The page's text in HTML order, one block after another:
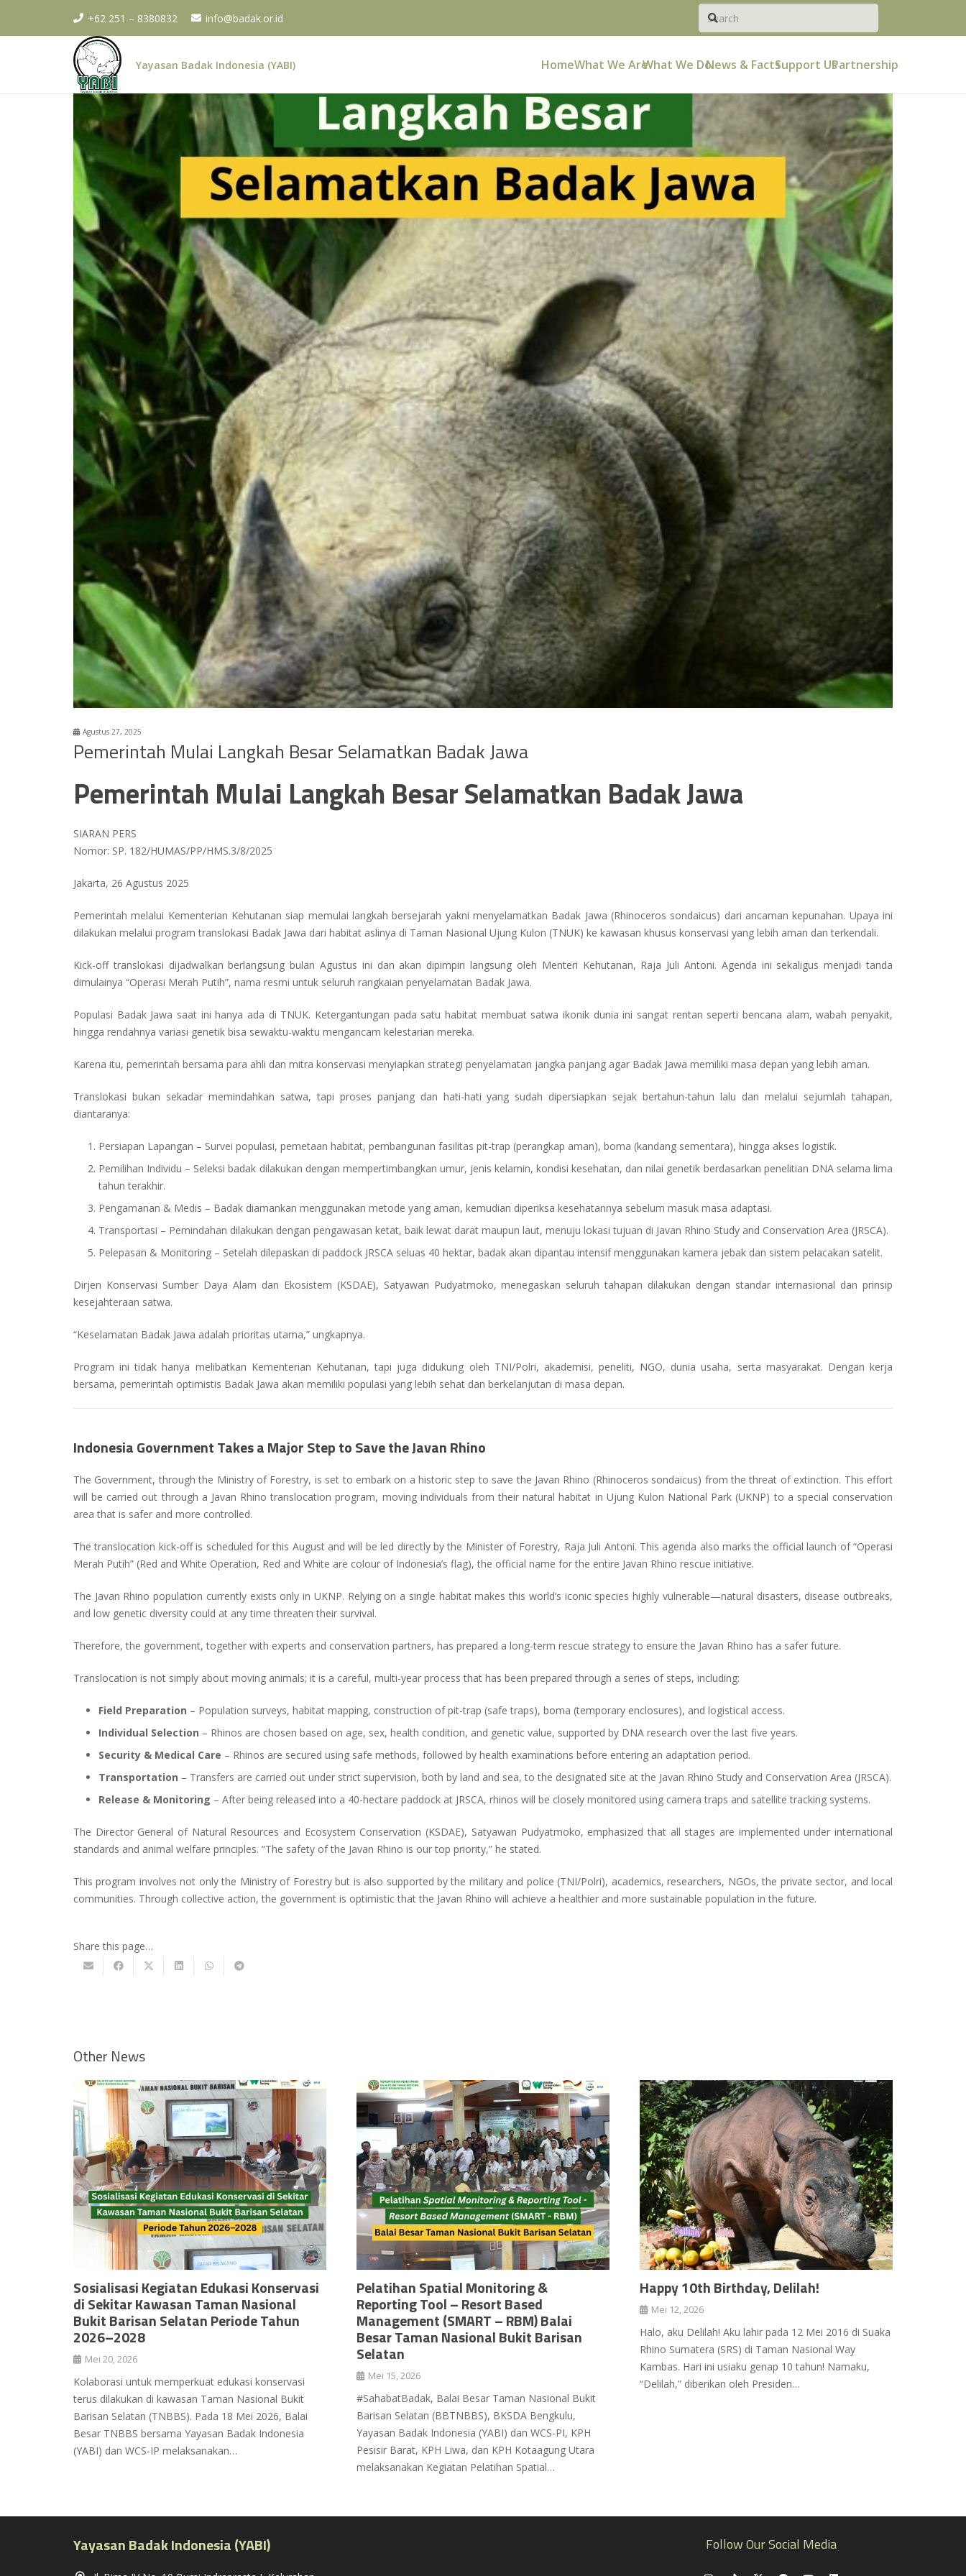
+62 251 – 8380832 info@badak.or.id
Yayasan Badak Indonesia (YABI) HomeWhat We AreWhat We DoNews & FactsSupport UsPartnership
Agustus 27, 2025
Pemerintah Mulai Langkah Besar Selamatkan Badak Jawa
Pemerintah Mulai Langkah Besar Selamatkan Badak Jawa
SIARAN PERS
Nomor: SP. 182/HUMAS/PP/HMS.3/8/2025
Jakarta, 26 Agustus 2025
Pemerintah melalui Kementerian Kehutanan siap memulai langkah bersejarah yakni menyelamatkan Badak Jawa (Rhinoceros sondaicus) dari ancaman kepunahan. Upaya ini
dilakukan melalui program translokasi Badak Jawa dari habitat aslinya di Taman Nasional Ujung Kulon (TNUK) ke kawasan khusus konservasi yang lebih aman dan terkendali.
Kick-offtranslokasi dijadwalkan berlangsung bulan Agustus ini dan akan dipimpin langsung oleh Menteri Kehutanan, Raja Juli Antoni. Agenda ini sekaligus menjadi tanda
dimulainya “Operasi Merah Putih”, nama resmi untuk seluruh rangkaian penyelamatan Badak Jawa.
Populasi Badak Jawa saat ini hanya ada di TNUK. Ketergantungan pada satu habitat membuat satwa ikonik dunia ini sangat rentan seperti bencana alam, wabah penyakit,
hingga rendahnya variasi genetik bisa sewaktu-waktu mengancam kelestarian mereka.
Karena itu, pemerintah bersama para ahli dan mitra konservasi menyiapkan strategi penyelamatan jangka panjang agar Badak Jawa memiliki masa depan yang lebih aman.
Translokasi bukan sekadar memindahkan satwa, tapi proses panjang dan hati-hati yang sudah dipersiapkan sejak bertahun-tahun lalu dan melalui sejumlah tahapan,
diantaranya:
Persiapan Lapangan – Survei populasi, pemetaan habitat, pembangunan fasilitas pit-trap (perangkap aman), boma (kandang sementara), hingga akses logistik.
Pemilihan Individu – Seleksi badak dilakukan dengan mempertimbangkan umur, jenis kelamin, kondisi kesehatan, dan nilai genetik berdasarkan penelitian DNA selama lima
tahun terakhir.
Pengamanan & Medis – Badak diamankan menggunakan metode yang aman, kemudian diperiksa kesehatannya sebelum masuk masa adaptasi.
Transportasi – Pemindahan dilakukan dengan pengawasan ketat, baik lewat darat maupun laut, menuju lokasi tujuan di Javan Rhino Study and Conservation Area (JRSCA).
Pelepasan & Monitoring – Setelah dilepaskan di paddock JRSCA seluas 40 hektar, badak akan dipantau intensif menggunakan kamera jebak dan sistem pelacakan satelit.
Dirjen Konservasi Sumber Daya Alam dan Ekosistem (KSDAE), Satyawan Pudyatmoko, menegaskan seluruh tahapan dilakukan dengan standar internasional dan prinsip
kesejahteraan satwa.
“Keselamatan Badak Jawa adalah prioritas utama,” ungkapnya.
Program ini tidak hanya melibatkan Kementerian Kehutanan, tapi juga didukung oleh TNI/Polri, akademisi, peneliti, NGO, dunia usaha, serta masyarakat. Dengan kerja
bersama, pemerintah optimistis Badak Jawa akan memiliki populasi yang lebih sehat dan berkelanjutan di masa depan.
Indonesia Government Takes a Major Step to Save the Javan Rhino
The Government, through the Ministry of Forestry, is set to embark on a historic step to save the Javan Rhino (Rhinoceros sondaicus) from the threat of extinction. This effort
will be carried out through a Javan Rhino translocation program, moving individuals from their natural habitat in Ujung Kulon National Park (UKNP) to a special conservation
area that is safer and more controlled.
The translocation kick-off is scheduled for this August and will be led directly by the Minister of Forestry, Raja Juli Antoni. This agenda also marks the official launch of “Operasi
Merah Putih” (Red and White Operation, Red and White are colour of Indonesia’s flag), the official name for the entire Javan Rhino rescue initiative.
The Javan Rhino population currently exists only in UKNP. Relying on a single habitat makes this world’s iconic species highly vulnerable—natural disasters, disease outbreaks,
and low genetic diversity could at any time threaten their survival.
Therefore, the government, together with experts and conservation partners, has prepared a long-term rescue strategy to ensure the Javan Rhino has a safer future.
Translocation is not simply about moving animals; it is a careful, multi-year process that has been prepared through a series of steps, including:
Field Preparation – Population surveys, habitat mapping, construction of pit-trap (safe traps), boma (temporary enclosures), and logistical access.
Individual Selection – Rhinos are chosen based on age, sex, health condition, and genetic value, supported by DNA research over the last five years.
Security & Medical Care – Rhinos are secured using safe methods, followed by health examinations before entering an adaptation period.
Transportation – Transfers are carried out under strict supervision, both by land and sea, to the designated site at the Javan Rhino Study and Conservation Area (JRSCA).
Release & Monitoring – After being released into a 40-hectare paddock at JRSCA, rhinos will be closely monitored using camera traps and satellite tracking systems.
The Director General of Natural Resources and Ecosystem Conservation (KSDAE), Satyawan Pudyatmoko, emphasized that all stages are implemented under international
standards and animal welfare principles. “The safety of the Javan Rhino is our top priority,” he stated.
This program involves not only the Ministry of Forestry but is also supported by the military and police (TNI/Polri), academics, researchers, NGOs, the private sector, and local
communities. Through collective action, the government is optimistic that the Javan Rhino will achieve a healthier and more sustainable population in the future.
Share this page…
Other News
Sosialisasi Kegiatan Edukasi Konservasi
di Sekitar Kawasan Taman Nasional
Bukit Barisan Selatan Periode Tahun
2026–2028
Mei 20, 2026
Kolaborasi untuk memperkuat edukasi konservasi
terus dilakukan di kawasan Taman Nasional Bukit
Barisan Selatan (TNBBS). Pada 18 Mei 2026, Balai
Besar TNBBS bersama Yayasan Badak Indonesia
(YABI) dan WCS-IP melaksanakan…
Pelatihan Spatial Monitoring &
Reporting Tool – Resort Based
Management (SMART – RBM) Balai
Besar Taman Nasional Bukit Barisan
Selatan
Mei 15, 2026
#SahabatBadak, Balai Besar Taman Nasional Bukit
Barisan Selatan (BBTNBBS), BKSDA Bengkulu,
Yayasan Badak Indonesia (YABI) dan WCS-PI, KPH
Pesisir Barat, KPH Liwa, dan KPH Kotaagung Utara
melaksanakan Kegiatan Pelatihan Spatial…
Happy 10th Birthday, Delilah!
Mei 12, 2026
Halo, aku Delilah! Aku lahir pada 12 Mei 2016 di Suaka
Rhino Sumatera (SRS) di Taman Nasional Way
Kambas. Hari ini usiaku genap 10 tahun! Namaku,
“Delilah,” diberikan oleh Presiden…
Yayasan Badak Indonesia (YABI) Follow Our Social Media